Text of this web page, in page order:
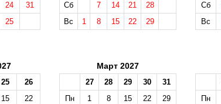
24
31
25
Сб
7 14 21
28
Вс
1 8 15 22 29
Сб
Вс
25
26
15
22
Март 2027
27 28 29 30
31
Пн
1 8 15 22
29
Пн